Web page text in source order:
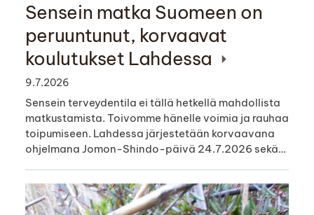
Sensein matka Suomeen on
peruuntunut, korvaavat
koulutukset Lahdessa
9.7.2026
Sensein terveydentila ei tällä hetkellä mahdollista
matkustamista. Toivomme hänelle voimia ja rauhaa
toipumiseen. Lahdessa järjestetään korvaavana
ohjelmana Jomon-Shindo-päivä 24.7.2026 sekä…